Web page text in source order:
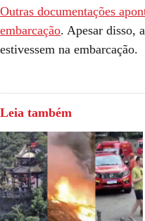
Outras documentações
embarcação. Apesar disso,
estivessem na embarcação.
Leia também